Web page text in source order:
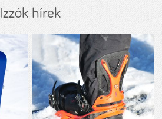
Izzók hírek